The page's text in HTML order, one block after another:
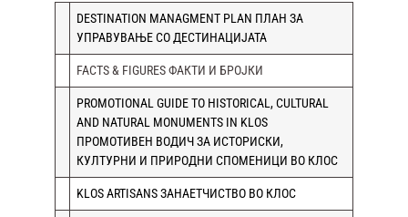
DESTINATION MANAGMENT PLAN ПЛАН ЗА
УПРАВУВАЊЕ СО ДЕСТИНАЦИЈАТА
FACTS & FIGURES ФАКТИ И БРОЈКИ
PROMOTIONAL GUIDE TO HISTORICAL, CULTURAL
AND NATURAL MONUMENTS IN KLOS
ПРОМОТИВЕН ВОДИЧ ЗА ИСТОРИСКИ,
КУЛТУРНИ И ПРИРОДНИ СПОМЕНИЦИ ВО КЛОС
KLOS ARTISANSЗАНАЕТЧИСТВО ВО КЛОС